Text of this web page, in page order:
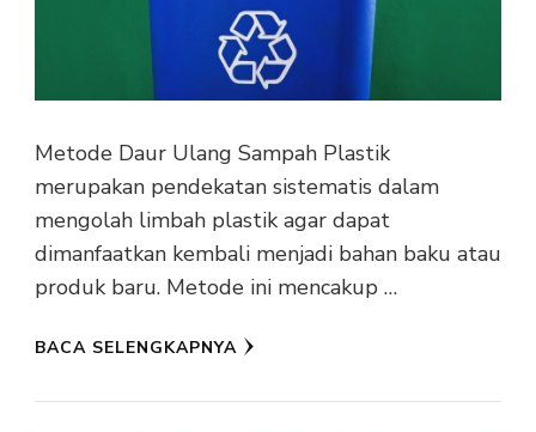
Metode Daur Ulang Sampah Plastik
merupakan pendekatan sistematis dalam
mengolah limbah plastik agar dapat
dimanfaatkan kembali menjadi bahan baku atau
produk baru. Metode ini mencakup …
BACA SELENGKAPNYA